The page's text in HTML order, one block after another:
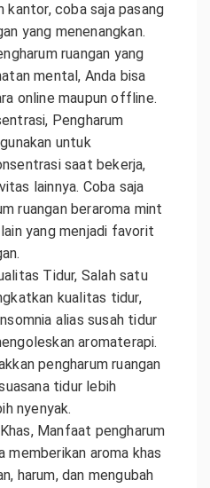
kantor, coba saja pasang
yang menenangkan.
ruangan yang
mental, Anda bisa
online maupun offline.
Pengharum
untuk
saat bekerja,
lainnya. Coba saja
ruangan beraroma mint
yang menjadi favorit
Tidur, Salah satu
kualitas tidur,
alias susah tidur
aromaterapi.
pengharum ruangan
tidur lebih
nyenyak.
Manfaat pengharum
memberikan aroma khas
harum, dan mengubah